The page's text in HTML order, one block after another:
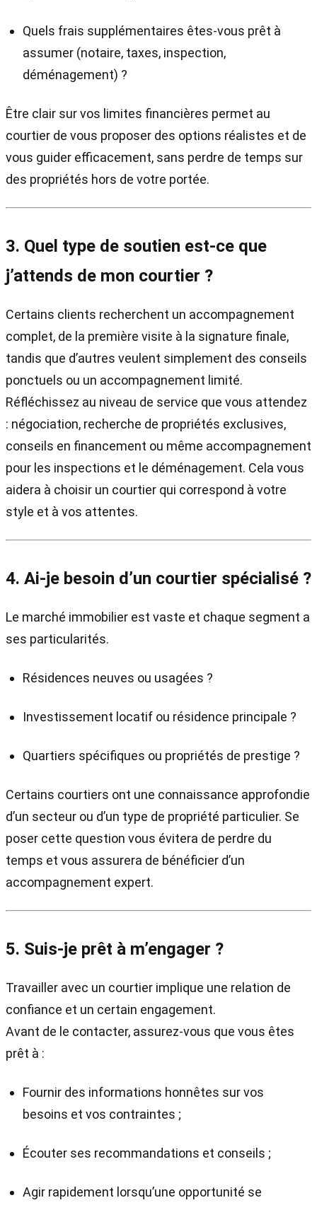
Quels frais supplémentaires êtes-vous prêt à
assumer (notaire, taxes, inspection,
déménagement) ?
Être clair sur vos limites financières permet au
courtier de vous proposer des options réalistes et de
vous guider efficacement, sans perdre de temps sur
des propriétés hors de votre portée.
3. Quel type de soutien est-ce que
j’attends de mon courtier ?
Certains clients recherchent un accompagnement
complet, de la première visite à la signature finale,
tandis que d’autres veulent simplement des conseils
ponctuels ou un accompagnement limité.
Réfléchissez au niveau de service que vous attendez
: négociation, recherche de propriétés exclusives,
conseils en financement ou même accompagnement
pour les inspections et le déménagement. Cela vous
aidera à choisir un courtier qui correspond à votre
style et à vos attentes.
4. Ai-je besoin d’un courtier spécialisé ?
Le marché immobilier est vaste et chaque segment a
ses particularités.
Résidences neuves ou usagées ?
Investissement locatif ou résidence principale ?
Quartiers spécifiques ou propriétés de prestige ?
Certains courtiers ont une connaissance approfondie
d’un secteur ou d’un type de propriété particulier. Se
poser cette question vous évitera de perdre du
temps et vous assurera de bénéficier d’un
accompagnement expert.
5. Suis-je prêt à m’engager ?
Travailler avec un courtier implique une relation de
confiance et un certain engagement.
Avant de le contacter, assurez-vous que vous êtes
prêt à :
Fournir des informations honnêtes sur vos
besoins et vos contraintes ;
Écouter ses recommandations et conseils ;
Agir rapidement lorsqu’une opportunité se